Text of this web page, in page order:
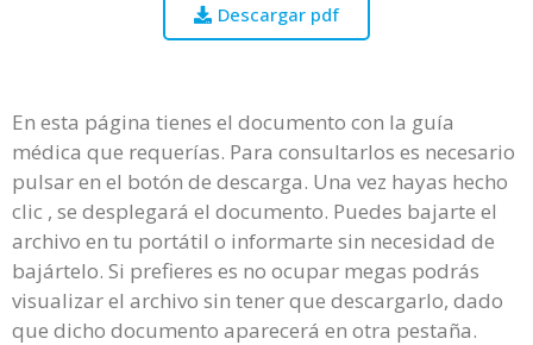
Descargar pdf
En esta página tienes el documento con la guía
médica que requerías. Para consultarlos es necesario
pulsar en el botón de descarga. Una vez hayas hecho
clic , se desplegará el documento. Puedes bajarte el
archivo en tu portátil o informarte sin necesidad de
bajártelo. Si prefieres es no ocupar megas podrás
visualizar el archivo sin tener que descargarlo, dado
que dicho documento aparecerá en otra pestaña.